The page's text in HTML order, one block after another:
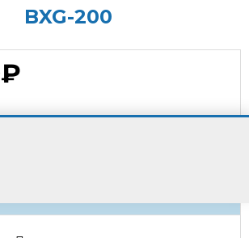
BXG-200
товара стоимость
может отличаться от
Просьба уточнять актуальные